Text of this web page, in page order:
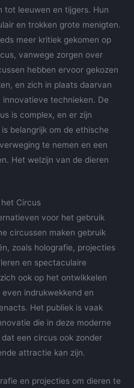
tot leeuwen en tijgers. Hun
en trokken grote menigten.
meer kritiek gekomen op
vanwege zorgen over
hebben ervoor gekozen
en zich in plaats daarvan
technieken. De
is complex, en er zijn
belangrijk om de ethische
te nemen en een
Het welzijn van de dieren
Circus
voor het gebruik
circussen maken gebruik
zoals holografie, projecties
en spectaculaire
ook op het ontwikkelen
indrukwekkend en
Het publiek is vaak
die in deze moderne
een circus ook zonder
attractie kan zijn.
en projecties om dieren te